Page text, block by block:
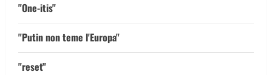
"One-itis"
"Putin non teme l'Europa"
"reset"